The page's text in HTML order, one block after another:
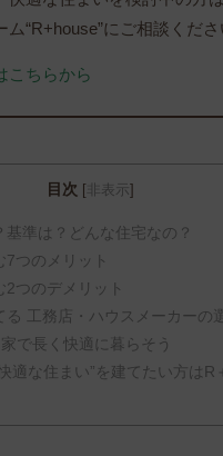
“R+house”にご相談くださ
こちらから
目次 [ 非表示]
基準は？どんな住宅なの？
7つのメリット
2つのデメリット
る 工務店・ハウスメーカーの
で長く快適に暮らそう
適な住まい”を建てたい方はR